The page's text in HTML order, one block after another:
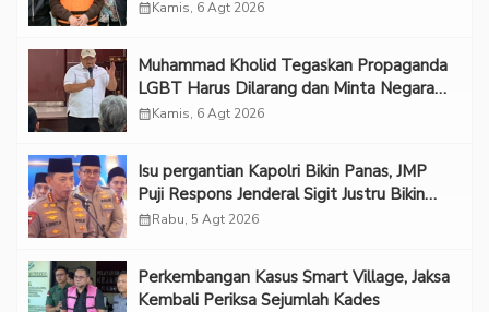
calendar_monthKamis, 6 Agt 2026
Muhammad Kholid Tegaskan Propaganda
LGBT Harus Dilarang dan Minta Negara
Melindungi Korban
calendar_monthKamis, 6 Agt 2026
Isu pergantian Kapolri Bikin Panas, JMP
Puji Respons Jenderal Sigit Justru Bikin
“Adem”
calendar_monthRabu, 5 Agt 2026
Perkembangan Kasus Smart Village, Jaksa
Kembali Periksa Sejumlah Kades